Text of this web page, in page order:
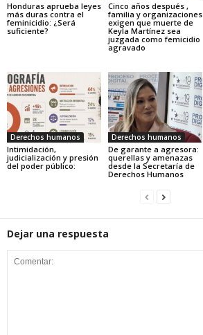
Honduras aprueba leyes
más duras contra el
feminicidio: ¿Será
suficiente?
Cinco años después ,
familia y organizaciones
exigen que muerte de
Keyla Martínez sea
juzgada como femicidio
agravado
Derechos humanos
Intimidación,
judicialización y presión
del poder público:
Derechos humanos
De garante a agresora:
querellas y amenazas
desde la Secretaría de
Derechos Humanos
Dejar una respuesta